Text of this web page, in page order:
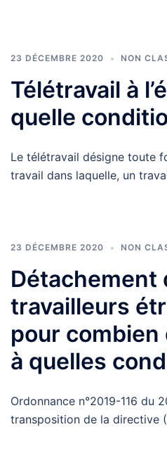
23 DÉCEMBRE 2020 NON
Télétravail à
quelle
Le télétravail désigne toute
travail dans laquelle, un
23 DÉCEMBRE 2020 NON
Détachement
travailleurs
pour
à quelles
Ordonnance n°2019-116 du
transposition de la directive